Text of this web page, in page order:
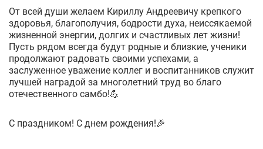
От всей души желаем Кириллу Андреевичу крепкого
здоровья, благополучия, бодрости духа, неиссякаемой
жизненной энергии, долгих и счастливых лет жизни!
Пусть рядом всегда будут родные и близкие, ученики
продолжают радовать своими успехами, а
заслуженное уважение коллег и воспитанников служит
лучшей наградой за многолетний труд во благо
отечественного самбо!💪
С праздником! С днем рождения!🎉